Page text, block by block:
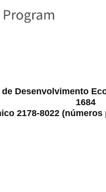
de Desenvolvimento
1684
2178-8022